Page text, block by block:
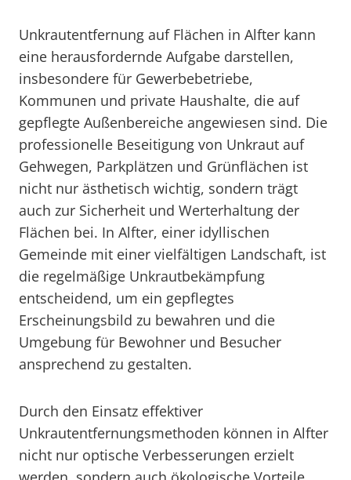
Unkrautentfernung auf Flächen in Alfter kann
eine herausfordernde Aufgabe darstellen,
insbesondere für Gewerbebetriebe,
Kommunen und private Haushalte, die auf
gepflegte Außenbereiche angewiesen sind. Die
professionelle Beseitigung von Unkraut auf
Gehwegen, Parkplätzen und Grünflächen ist
nicht nur ästhetisch wichtig, sondern trägt
auch zur Sicherheit und Werterhaltung der
Flächen bei. In Alfter, einer idyllischen
Gemeinde mit einer vielfältigen Landschaft, ist
die regelmäßige Unkrautbekämpfung
entscheidend, um ein gepflegtes
Erscheinungsbild zu bewahren und die
Umgebung für Bewohner und Besucher
ansprechend zu gestalten.
Durch den Einsatz effektiver
Unkrautentfernungsmethoden können in Alfter
nicht nur optische Verbesserungen erzielt